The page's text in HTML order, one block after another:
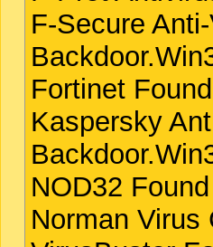
F-Secure
Fortinet
Kaspersky
NOD32
Norman Virus